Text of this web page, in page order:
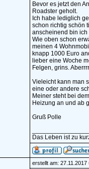
Bevor es jetzt den
Roadster geholt.
Ich habe lediglich
schon richtig schön
anscheinend bin ich
Wie oben schon
meinen 4
knapp 1000 Euro
lieber eine Woche
Felgen, grins.
Vieleicht kann man
eine oder andere
Meiner steht bei
Heizung an und ab
Gruß Polle
Das Leben ist zu
erstellt am: 27.11.2017